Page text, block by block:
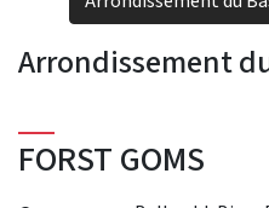
Arrondissement
FORST GOMS